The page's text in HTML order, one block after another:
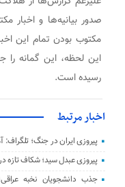
صدور بیانیه‌ها و اخبار
مکتوب بودن تمام این
این لحظه، این گمانه را
رسیده است.
اخبار مرتبط
پیروزی ایران در جنگ؛ تلگراف:
پیروزی عبدل سید؛ شکاف تازه
جذب دانشجویان نخبه